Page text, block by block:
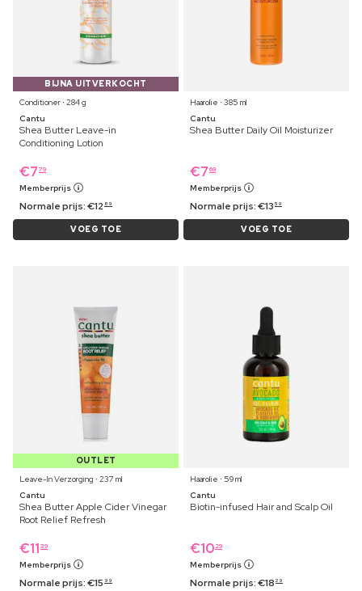
BIJNA UITVERKOCHT
Conditioner ⋅ 284 g
Cantu
Shea Butter Leave-in
Conditioning Lotion
€7 79
Memberprijs
Normale prijs:€12 89
VOEG TOE
Haarolie ⋅ 385 ml
Cantu
Shea Butter Daily Oil Moisturizer
€7 69
Memberprijs
Normale prijs:€13 59
VOEG TOE
OUTLET
Leave-In Verzorging ⋅ 237 ml
Cantu
Shea Butter Apple Cider Vinegar
Root Relief Refresh
€11 39
Memberprijs
Normale prijs:€15 99
Haarolie ⋅ 59 ml
Cantu
Biotin-infused Hair and Scalp Oil
€10 29
Memberprijs
Normale prijs:€18 29